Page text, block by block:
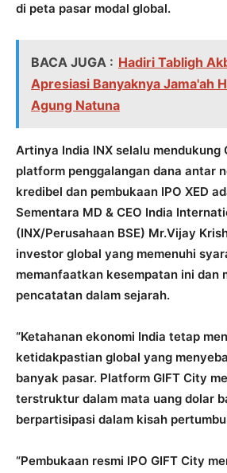
di peta pasar modal global.
BACA JUGA : Hadiri Tabligh
Apresiasi Banyaknya Jama'ah
Agung Natuna
Artinya India INX selalu mendukung
platform penggalangan dana antar
kredibel dan pembukaan IPO XED
Sementara MD & CEO India
(INX/Perusahaan BSE) Mr.Vijay
investor global yang memenuhi
memanfaatkan kesempatan ini dan
pencatatan dalam sejarah.
“Ketahanan ekonomi India tetap
ketidakpastian global yang
banyak pasar. Platform GIFT City
terstruktur dalam mata uang dolar
berpartisipasi dalam kisah
“Pembukaan resmi IPO GIFT City